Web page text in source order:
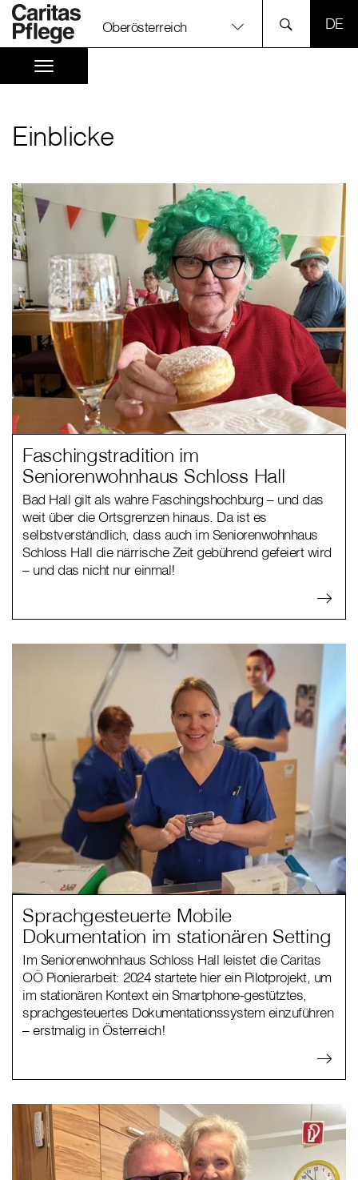
Oberösterreich
Einblicke
Faschingstradition im
Seniorenwohnhaus Schloss Hall
Bad Hall gilt als wahre Faschingshochburg – und das
weit über die Ortsgrenzen hinaus. Da ist es
selbstverständlich, dass auch im Seniorenwohnhaus
Schloss Hall die närrische Zeit gebührend gefeiert wird
– und das nicht nur einmal!
Sprachgesteuerte Mobile
Dokumentation im stationären Setting
Im Seniorenwohnhaus Schloss Hall leistet die Caritas
OÖ Pionierarbeit: 2024 startete hier ein Pilotprojekt, um
im stationären Kontext ein Smartphone-gestütztes,
sprachgesteuertes Dokumentationssystem einzuführen
– erstmalig in Österreich!